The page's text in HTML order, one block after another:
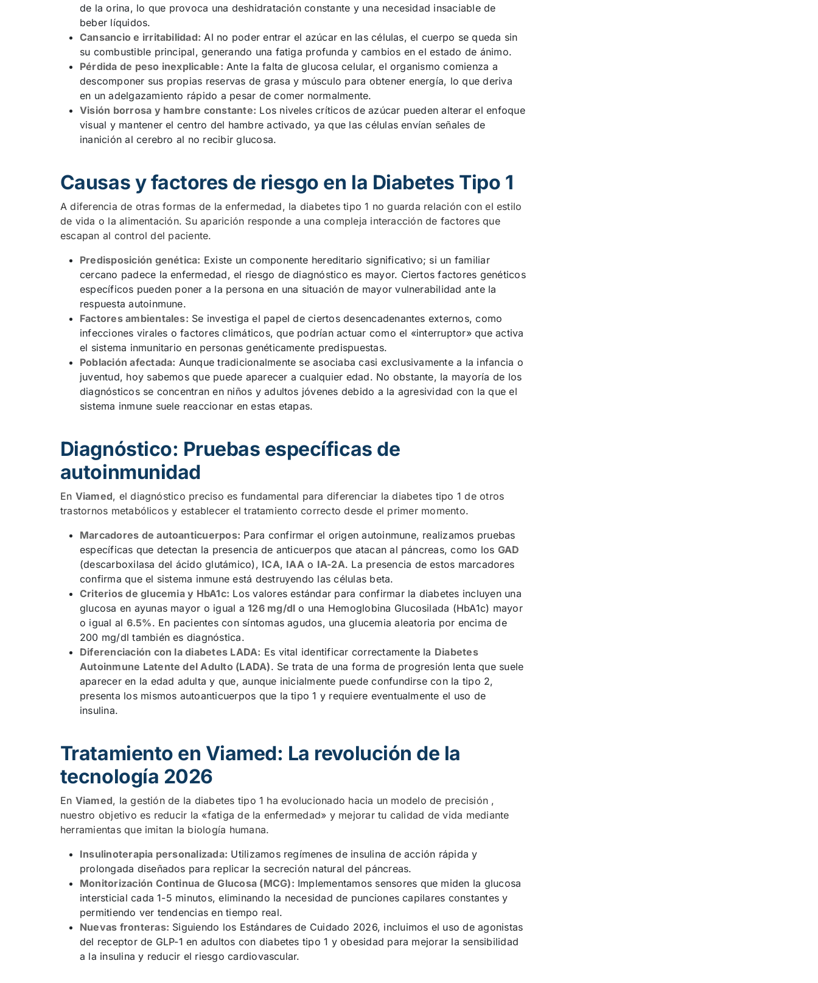
de la orina, lo que provoca una deshidratación constante y una necesidad insaciable de
beber líquidos.
Cansancio e irritabilidad: Al no poder entrar el azúcar en las células, el cuerpo se queda sin
su combustible principal, generando una fatiga profunda y cambios en el estado de ánimo.
Pérdida de peso inexplicable: Ante la falta de glucosa celular, el organismo comienza a
descomponer sus propias reservas de grasa y músculo para obtener energía, lo que deriva
en un adelgazamiento rápido a pesar de comer normalmente.
Visión borrosa y hambre constante: Los niveles críticos de azúcar pueden alterar el enfoque
visual y mantener el centro del hambre activado, ya que las células envían señales de
inanición al cerebro al no recibir glucosa.
Causas y factores de riesgo en la Diabetes Tipo 1
A diferencia de otras formas de la enfermedad, la diabetes tipo 1 no guarda relación con el estilo
de vida o la alimentación. Su aparición responde a una compleja interacción de factores que
escapan al control del paciente.
Predisposición genética: Existe un componente hereditario significativo; si un familiar
cercano padece la enfermedad, el riesgo de diagnóstico es mayor. Ciertos factores genéticos
específicos pueden poner a la persona en una situación de mayor vulnerabilidad ante la
respuesta autoinmune.
Factores ambientales: Se investiga el papel de ciertos desencadenantes externos, como
infecciones virales o factores climáticos, que podrían actuar como el «interruptor» que activa
el sistema inmunitario en personas genéticamente predispuestas.
Población afectada: Aunque tradicionalmente se asociaba casi exclusivamente a la infancia o
juventud, hoy sabemos que puede aparecer a cualquier edad. No obstante, la mayoría de los
diagnósticos se concentran en niños y adultos jóvenes debido a la agresividad con la que el
sistema inmune suele reaccionar en estas etapas.
Diagnóstico: Pruebas específicas de
autoinmunidad
En Viamed, el diagnóstico preciso es fundamental para diferenciar la diabetes tipo 1 de otros
trastornos metabólicos y establecer el tratamiento correcto desde el primer momento.
Marcadores de autoanticuerpos: Para confirmar el origen autoinmune, realizamos pruebas
específicas que detectan la presencia de anticuerpos que atacan al páncreas, como los GAD
(descarboxilasa del ácido glutámico), ICA, IAAo IA-2A. La presencia de estos marcadores
confirma que el sistema inmune está destruyendo las células beta.
Criterios de glucemia y HbA1c: Los valores estándar para confirmar la diabetes incluyen una
glucosa en ayunas mayor o igual a126 mg/dl o una Hemoglobina Glucosilada (HbA1c) mayor
o igual al 6.5%. En pacientes con síntomas agudos, una glucemia aleatoria por encima de
200 mg/dl también es diagnóstica.
Diferenciación con la diabetes LADA: Es vital identificar correctamente la Diabetes
Autoinmune Latente del Adulto (LADA). Se trata de una forma de progresión lenta que suele
aparecer en la edad adulta y que, aunque inicialmente puede confundirse con la tipo 2,
presenta los mismos autoanticuerpos que la tipo 1 y requiere eventualmente el uso de
insulina.
Tratamiento en Viamed: La revolución de la
tecnología 2026
En Viamed, la gestión de la diabetes tipo 1 ha evolucionado hacia un modelo de precisión ,
nuestro objetivo es reducir la «fatiga de la enfermedad» y mejorar tu calidad de vida mediante
herramientas que imitan la biología humana.
Insulinoterapia personalizada: Utilizamos regímenes de insulina de acción rápida y
prolongada diseñados para replicar la secreción natural del páncreas.
Monitorización Continua de Glucosa (MCG): Implementamos sensores que miden la glucosa
intersticial cada 1-5 minutos, eliminando la necesidad de punciones capilares constantes y
permitiendo ver tendencias en tiempo real.
Nuevas fronteras: Siguiendo los Estándares de Cuidado 2026, incluimos el uso de agonistas
del receptor de GLP-1 en adultos con diabetes tipo 1 y obesidad para mejorar la sensibilidad
a la insulina y reducir el riesgo cardiovascular.